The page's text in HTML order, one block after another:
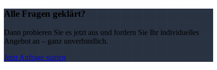
Alle Fragen geklärt?
Dann probieren Sie es jetzt aus und fordern Sie Ihr individuelles
Angebot an – ganz unverbindlich.
Jetzt Anfrage starten